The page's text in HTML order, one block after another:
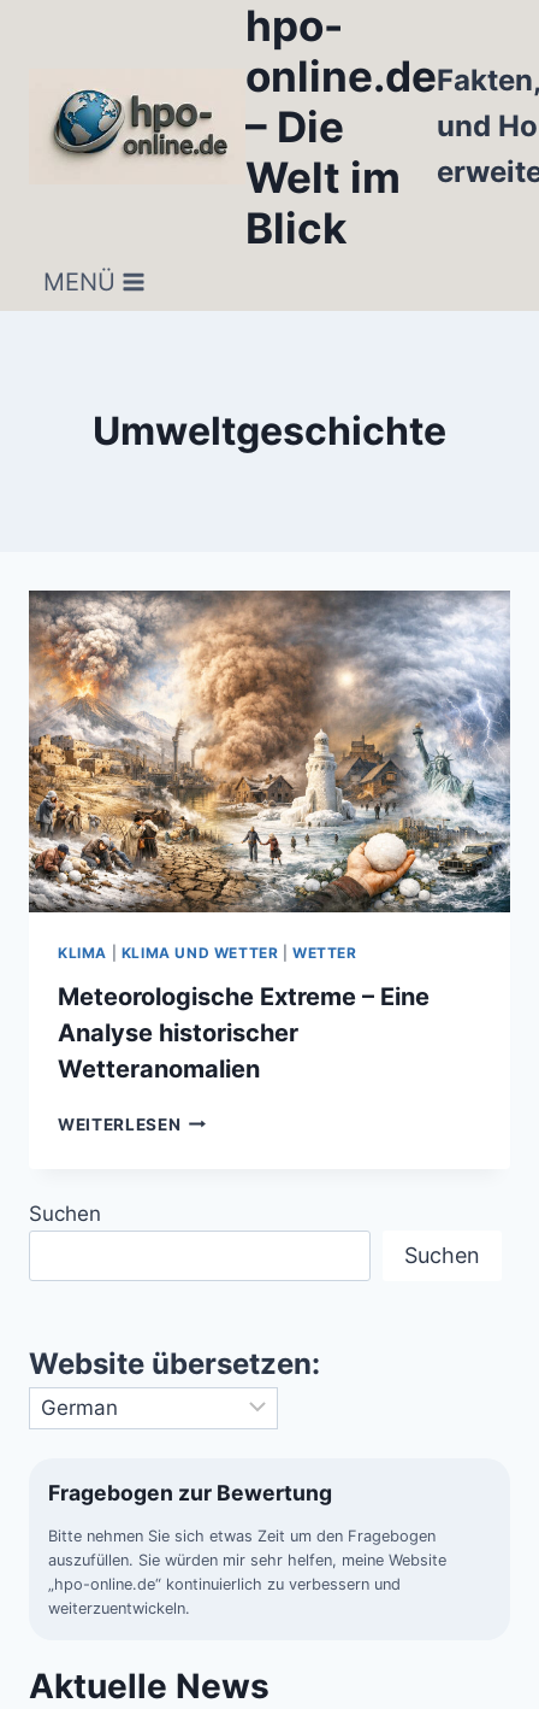
hpo-
online.de
– Die
Welt im
Blick
und
MENÜ
Umweltgeschichte
KLIMA KLIMA UND WETTER |WETTER
Meteorologische Extreme – Eine
Analyse historischer
Wetteranomalien
WEITERLESEN METEOROLOGISCHE
Suchen
Suchen
Website übersetzen:
Fragebogen zur Bewertung
Bitte nehmen Sie sich etwas Zeit um den Fragebogen
auszufüllen. Sie würden mir sehr helfen, meine Website
„hpo-online.de“ kontinuierlich zu verbessern und
weiterzuentwickeln.
Aktuelle News